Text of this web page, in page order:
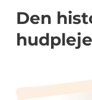
Den